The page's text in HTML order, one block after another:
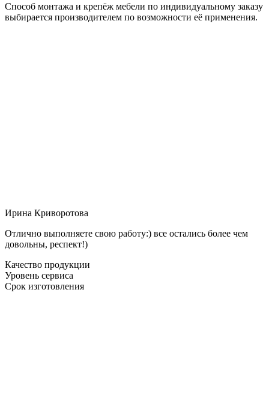
Способ монтажа и крепёж мебели по индивидуальному заказу
выбирается производителем по возможности её применения.
Ирина Криворотова
Отлично выполняете свою работу:) все остались более чем
довольны, респект!)
Качество продукции
Уровень сервиса
Срок изготовления